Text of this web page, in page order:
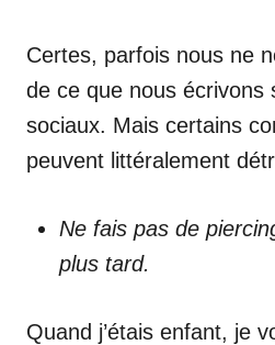
Certes, parfois nous ne
de ce que nous écrivons
sociaux. Mais certains
peuvent littéralement
Ne fais pas de
plus tard.
Quand j’étais enfant, je